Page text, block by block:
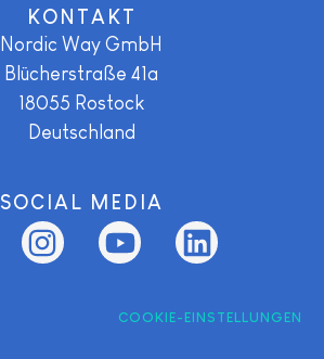
KONTAKT
Nordic Way GmbH
Blücherstraße 41a
18055 Rostock
Deutschland
SOCIAL MEDIA
COOKIE-EINSTELLUNGEN